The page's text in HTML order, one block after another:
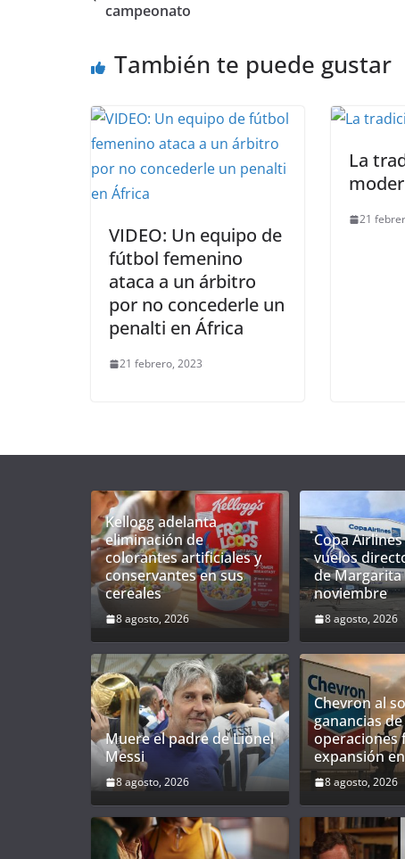
campeonato
También te puede gustar
VIDEO: Un equipo de
fútbol femenino
ataca a un árbitro
por no concederle un
penalti en África
21 febrero, 2023
La
21
Kellogg adelanta
eliminación de
colorantes artificiales y
conservantes en sus
cereales
8 agosto, 2026
Copa
vuelos
de
noviembre
8 agosto, 2026
Muere el padre de Lionel
Messi
8 agosto, 2026
Chevron al
ganancias
operaciones
expansión
8 agosto, 2026